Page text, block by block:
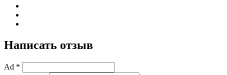
Написать отзыв
Ad *